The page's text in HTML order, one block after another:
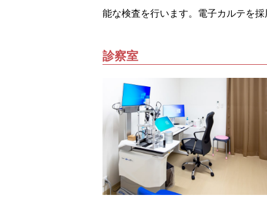
能な検査を行います。電子カルテを
診察室